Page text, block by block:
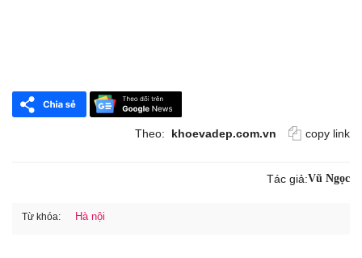
Theo: khoevadep.com.vn copy link
Tác giả:Vũ Ngọc
Từ khóa: Hà nội